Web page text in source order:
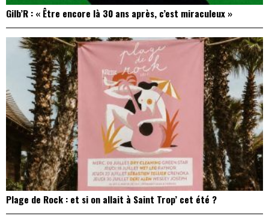
Gilb’R : « Être encore là 30 ans après, c’est miraculeux »
Plage de Rock : et si on allait à Saint Trop’ cet été ?